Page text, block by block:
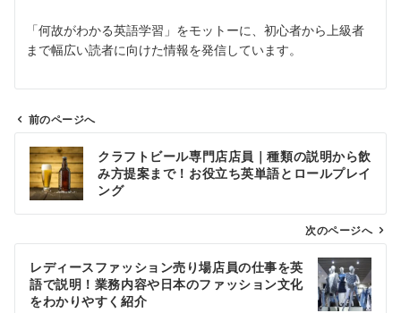
「何故がわかる英語学習」をモットーに、初心者から上級者
まで幅広い読者に向けた情報を発信しています。
ビ
前のページへ
クラフトビール専門店店員｜種類の説明から飲
み方提案まで！お役立ち英単語とロールプレイ
ング
次のページへ
レディースファッション売り場店員の仕事を英
語で説明！業務内容や日本のファッション文化
をわかりやすく紹介